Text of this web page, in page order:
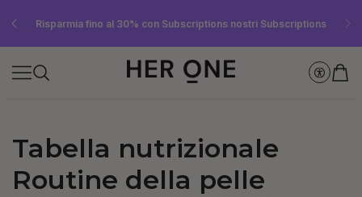
esaurimento scorte!
Iscriviti subito alla newsletter e ricevi un buono da 10 €
Risparmia fino al 30% con Subscriptions nostri Subscriptions
Tabella nutrizionale
Routine della pelle